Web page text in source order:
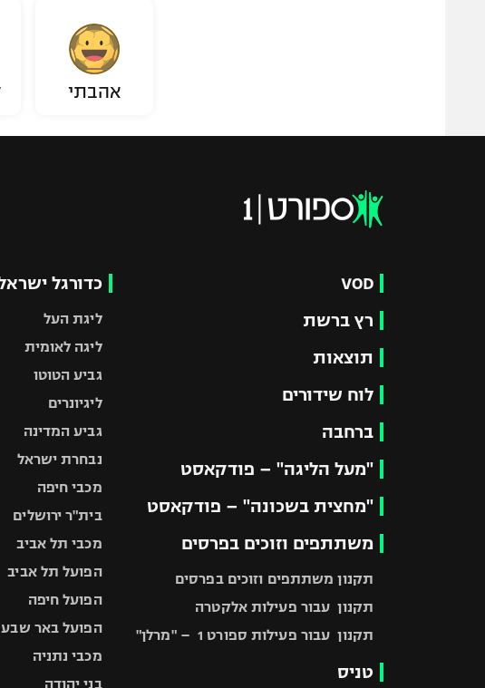
אהבתי
VOD
רץ ברשת
תוצאות
לוח שידורים
ברחבה
"מעל הליגה" – פודקאסט
"מחצית בשכונה" – פודקאסט
משתתפים וזוכים בפרסים
תקנון משתתפים וזוכים בפרסים
תקנון עבור פעילות אלקטרה
תקנון עבור פעילות ספורט 1 – "מרלן"
טניס
כדורגל
ליגת העל
ליגה לאומית
גביע הטוטו
ליגיונרים
גביע המדינה
נבחרת ישראל
מכבי חיפה
בית"ר ירושלים
מכבי תל אביב
הפועל תל אביב
הפועל חיפה
הפועל באר שבע
מכבי נתניה
בני יהודה